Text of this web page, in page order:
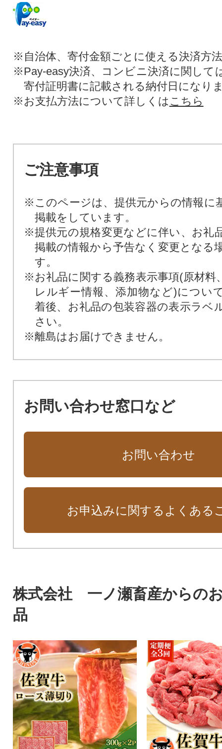
※自治体、寄付金額ごとに使える決済方
※Pay-easy決済、コンビニ決済に関して
寄付証明書に記載される納付日になり
※お支払方法について詳しくは こちら
ご注意事項
※このページは、提供元からの情報に
掲載をしています。
※提供元の規格変更などに伴い、お礼
掲載の情報から予告なく変更となる
す。
※お礼品に関する義務表示事項(原材料
レルギー情報、添加物など)につい
着後、お礼品の包装容器の表示ラベ
さい。
※離島はお届けできません。
お問い合わせ窓口など
お問い合わせ
お申込みに関するよくある
株式会社 一ノ瀬畜産からの
品